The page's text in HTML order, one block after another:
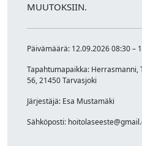
MUUTOKSIIN.
Päivämäärä: 12.09.2026 08:30 –
Tapahtumapaikka:
56, 21450 Tarvasjoki
Järjestäjä: Esa Mustamäki
Sähköposti: